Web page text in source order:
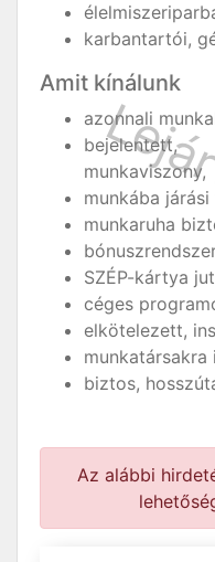
karbantartói,
Amit kínálunk
azonnali
munkaviszony,
munkába
munkaruha
SZÉP-kártya
céges
elkötelezett,
biztos,
Az alábbi